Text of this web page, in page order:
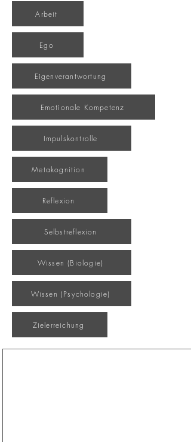
Arbeit
Ego
Eigenverantwortung
Emotionale Kompetenz
Impulskontrolle
Metakognition
Reflexion
Selbstreflexion
Wissen (Biologie)
Wissen (Psychologie)
Zielerreichung